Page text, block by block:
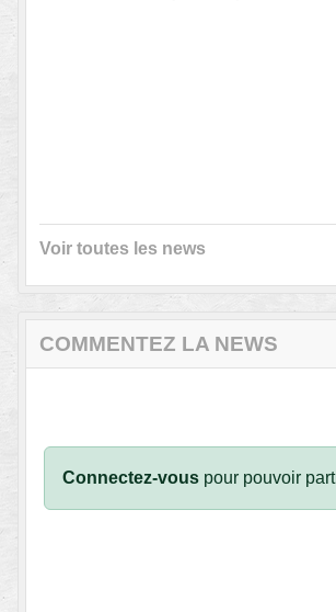
Voir toutes les news
COMMENTEZ LA NEWS
Connectez-vous pour pouvoir